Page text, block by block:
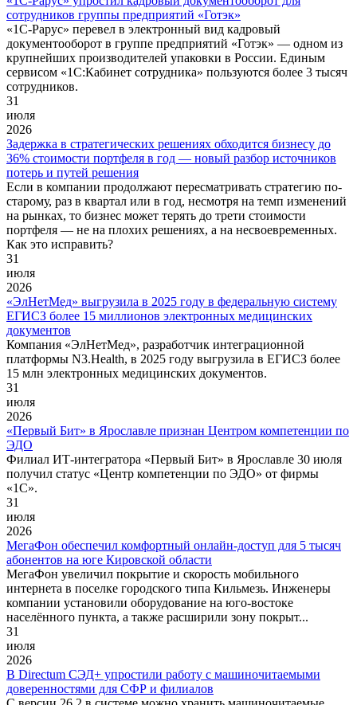
сотрудников группы предприятий «Готэк»
«1С‑Рарус» перевел в электронный вид кадровый
документооборот в группе предприятий «Готэк» — одном из
крупнейших производителей упаковки в России. Единым
сервисом «1С:Кабинет сотрудника» пользуются более 3 тысяч
сотрудников.
31
июля
2026
Задержка в стратегических решениях обходится бизнесу до
36% стоимости портфеля в год — новый разбор источников
потерь и путей решения
Если в компании продолжают пересматривать стратегию по-
старому, раз в квартал или в год, несмотря на темп изменений
на рынках, то бизнес может терять до трети стоимости
портфеля — не на плохих решениях, а на несвоевременных.
Как это исправить?
31
июля
2026
«ЭлНетМед» выгрузила в 2025 году в федеральную систему
ЕГИСЗ более 15 миллионов электронных медицинских
документов
Компания «ЭлНетМед», разработчик интеграционной
платформы N3.Health, в 2025 году выгрузила в ЕГИСЗ более
15 млн электронных медицинских документов.
31
июля
2026
«Первый Бит» в Ярославле признан Центром компетенции по
ЭДО
Филиал ИТ-интегратора «Первый Бит» в Ярославле 30 июля
получил статус «Центр компетенции по ЭДО» от фирмы
«1С».
31
июля
2026
МегаФон обеспечил комфортный онлайн-доступ для 5 тысяч
абонентов на юге Кировской области
МегаФон увеличил покрытие и скорость мобильного
интернета в поселке городского типа Кильмезь. Инженеры
компании установили оборудование на юго-востоке
населённого пункта, а также расширили зону покрыт...
31
июля
2026
В Directum СЭД+ упростили работу с машиночитаемыми
доверенностями для СФР и филиалов